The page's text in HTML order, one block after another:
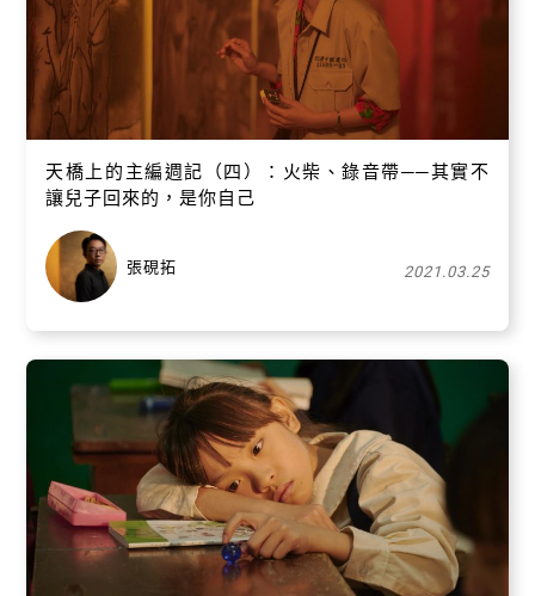
天橋上的主編週記（四）：火柴、錄音帶──其實不
讓兒子回來的，是你自己
張硯拓 2021.03.25